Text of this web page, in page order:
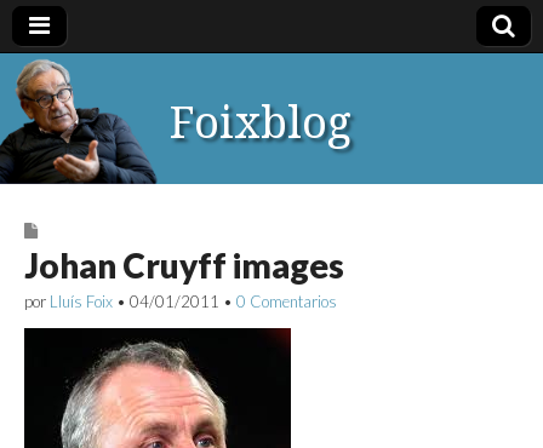
Foixblog
Johan Cruyff images
por Lluís Foix • 04/01/2011 • 0 Comentarios